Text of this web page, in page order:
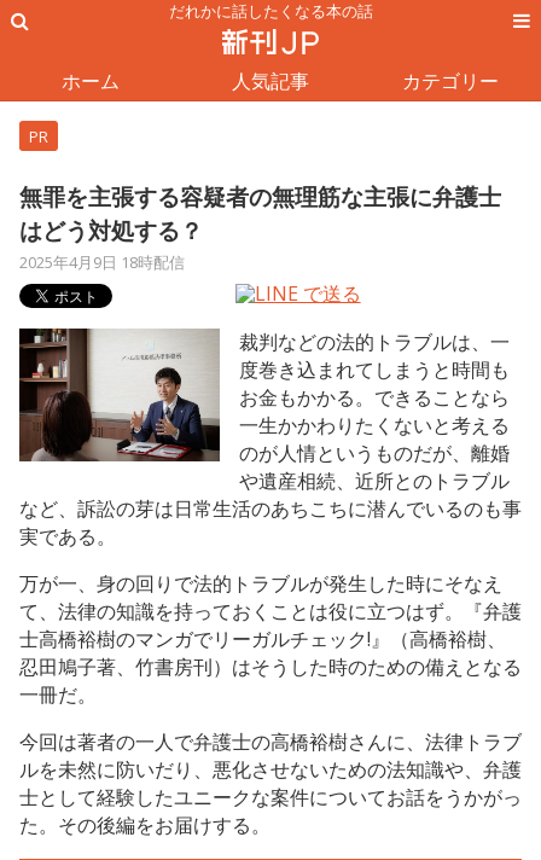
だれかに話したくなる本の話
ホーム 人気記事 カテゴリー
PR
無罪を主張する容疑者の無理筋な主張に弁護士
はどう対処する？
2025年4月9日 18時配信
裁判などの法的トラブルは、一
度巻き込まれてしまうと時間も
お金もかかる。できることなら
一生かかわりたくないと考える
のが人情というものだが、離婚
や遺産相続、近所とのトラブル
など、訴訟の芽は日常生活のあちこちに潜んでいるのも事
実である。
万が一、身の回りで法的トラブルが発生した時にそなえ
て、法律の知識を持っておくことは役に立つはず。『弁護
士高橋裕樹のマンガでリーガルチェック!』（高橋裕樹、
忍田鳩子著、竹書房刊）はそうした時のための備えとなる
一冊だ。
今回は著者の一人で弁護士の高橋裕樹さんに、法律トラブ
ルを未然に防いだり、悪化させないための法知識や、弁護
士として経験したユニークな案件についてお話をうかがっ
た。その後編をお届けする。